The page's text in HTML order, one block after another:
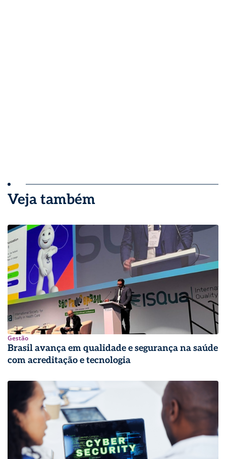
Veja também
Gestão
Brasil avança em qualidade e segurança na saúde
com acreditação e tecnologia